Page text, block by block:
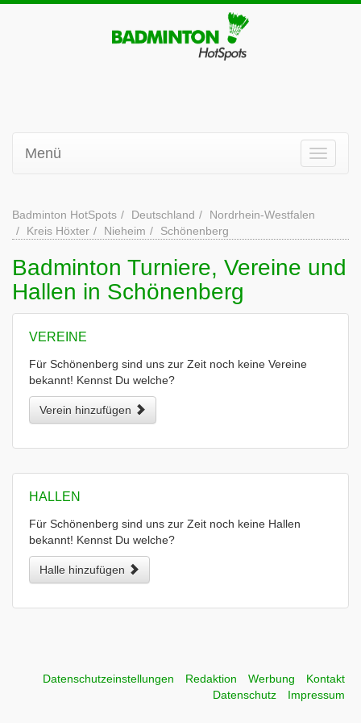
Menü
Badminton HotSpots Deutschland
Nordrhein-Westfalen
Kreis Höxter
Nieheim Schönenberg
Badminton Turniere, Vereine und
Hallen in Schönenberg
VEREINE
Für Schönenberg sind uns zur Zeit noch keine Vereine
bekannt! Kennst Du welche?
Verein hinzufügen
HALLEN
Für Schönenberg sind uns zur Zeit noch keine Hallen
bekannt! Kennst Du welche?
Halle hinzufügen
Datenschutzeinstellungen Redaktion Werbung
Kontakt
Datenschutz
Impressum